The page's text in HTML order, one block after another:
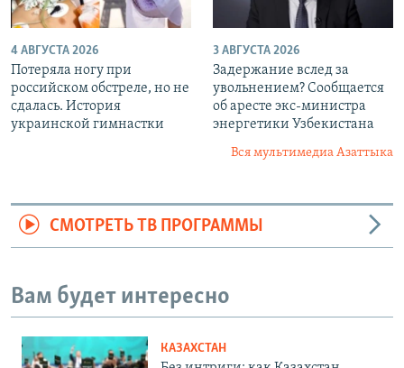
4 АВГУСТА 2026
Потеряла ногу при
российском обстреле, но не
сдалась. История
украинской гимнастки
3 АВГУСТА 2026
Задержание вслед за
увольнением? Сообщается
об аресте экс-министра
энергетики Узбекистана
Вся мультимедиа Азаттыка
СМОТРЕТЬ ТВ ПРОГРАММЫ
Вам будет интересно
КАЗАХСТАН